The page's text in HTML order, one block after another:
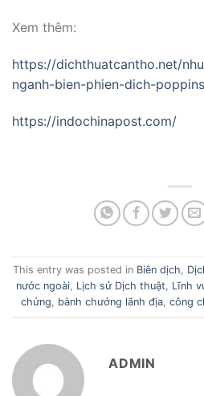
Xem thêm:
https://dichthuatcantho.net/
nganh-bien-phien-dich-
https://indochinapost.com/
This entry was posted in Biên dịch,
nước ngoài, Lịch sử Dịch thuật, Lĩnh
chứng, bành chướng lãnh địa, công
ADMIN